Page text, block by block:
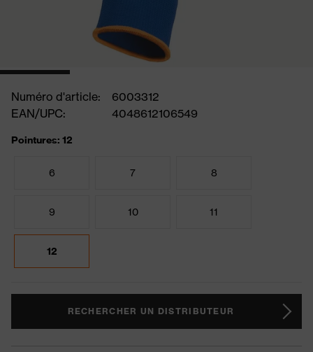
Numéro d'article:
6003312
EAN/UPC:
4048612106549
Pointures: 12
6 7 8
9 10 11
12
RECHERCHER UN DISTRIBUTEUR